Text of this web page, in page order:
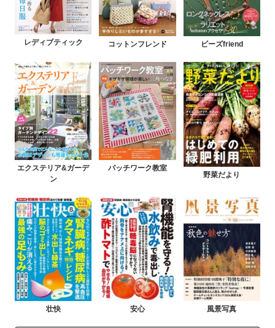
レディブティック コットンフレンド ビーズfriend
エクステリア&ガーデ
ン
パッチワーク教室
野菜だより
壮快 安心 風景写真